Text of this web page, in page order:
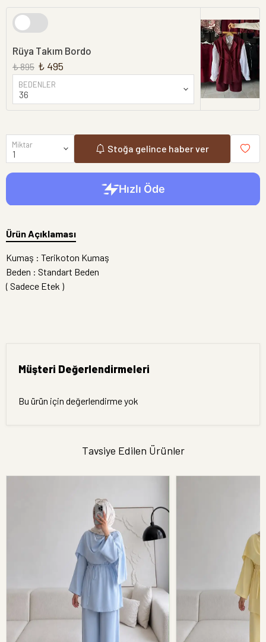
Rüya Takım Bordo
₺ 895 ₺ 495
BEDENLER
Miktar Stoğa gelince haber ver
Ürün Açıklaması
Kumaş : Terikoton Kumaş
Beden : Standart Beden
( Sadece Etek )
Müşteri Değerlendirmeleri
Bu ürün için değerlendirme yok
Tavsiye Edilen Ürünler